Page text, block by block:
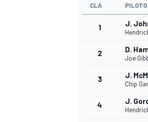
CLA PILOTO
1 J.
2 D.
Joe
3 J.
Chip
4 J.